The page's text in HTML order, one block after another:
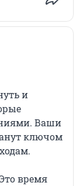
и
Ваши
ключом
время